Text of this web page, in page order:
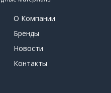
О Компании
Бренды
Новости
Контакты